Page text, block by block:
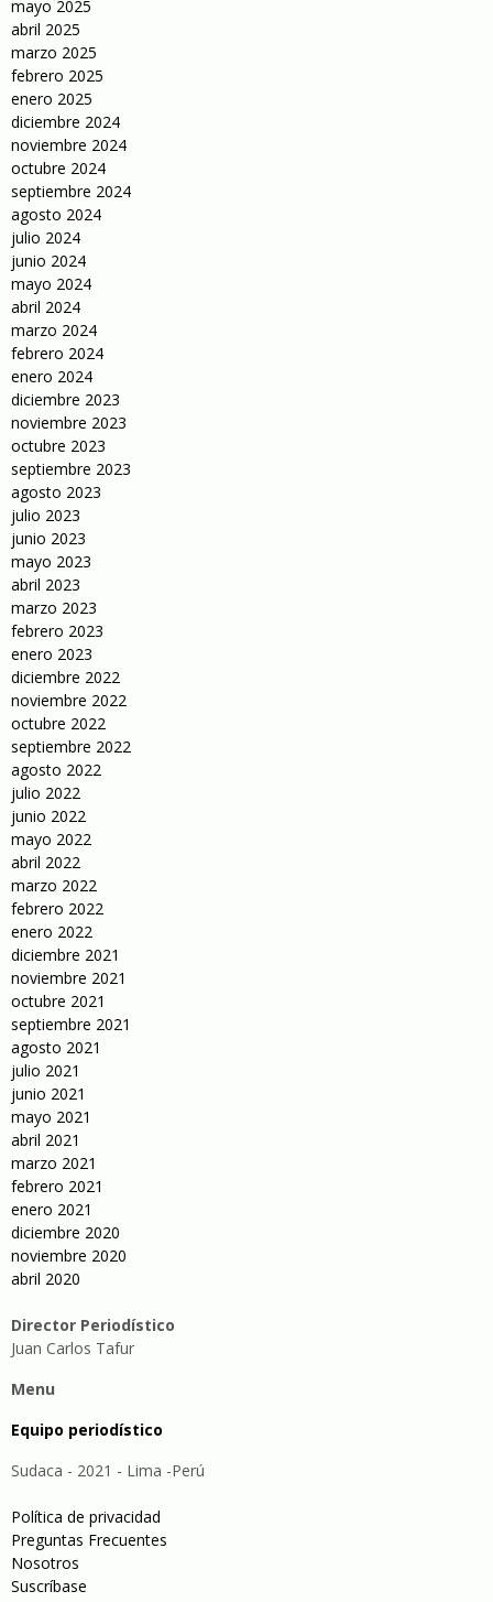
mayo 2025
abril 2025
marzo 2025
febrero 2025
enero 2025
diciembre 2024
noviembre 2024
octubre 2024
septiembre 2024
agosto 2024
julio 2024
junio 2024
mayo 2024
abril 2024
marzo 2024
febrero 2024
enero 2024
diciembre 2023
noviembre 2023
octubre 2023
septiembre 2023
agosto 2023
julio 2023
junio 2023
mayo 2023
abril 2023
marzo 2023
febrero 2023
enero 2023
diciembre 2022
noviembre 2022
octubre 2022
septiembre 2022
agosto 2022
julio 2022
junio 2022
mayo 2022
abril 2022
marzo 2022
febrero 2022
enero 2022
diciembre 2021
noviembre 2021
octubre 2021
septiembre 2021
agosto 2021
julio 2021
junio 2021
mayo 2021
abril 2021
marzo 2021
febrero 2021
enero 2021
diciembre 2020
noviembre 2020
abril 2020
Director Periodístico
Juan Carlos Tafur
Menu
Equipo periodístico
Sudaca - 2021 - Lima -Perú
Política de privacidad
Preguntas Frecuentes
Nosotros
Suscríbase